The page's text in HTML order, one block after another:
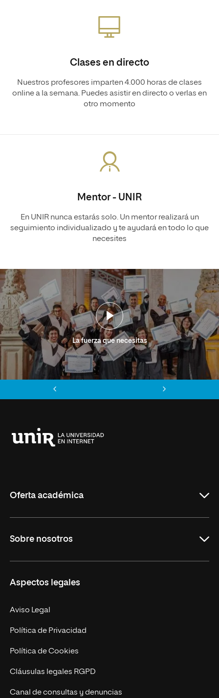
Clases en directo
Nuestros profesores imparten 4.000 horas de clases
online a la semana. Puedes asistir en directo o verlas en
otro momento
Mentor - UNIR
En UNIR nunca estarás solo. Un mentor realizará un
seguimiento individualizado y te ayudará en todo lo que
necesites
La fuerza que necesitas
Oferta académica
Másteres Oficiales
Doctorados
Experto Universitario
Postgrados
Cursos Universitarios
Sobre nosotros
Facultades
Nuestro Equipo
Trabaja en UNIR
Actualidad
UNIR Revista
Eventos
Aspectos legales
Aviso Legal
Política de Privacidad
Política de Cookies
Cláusulas legales RGPD
Canal de consultas y denuncias